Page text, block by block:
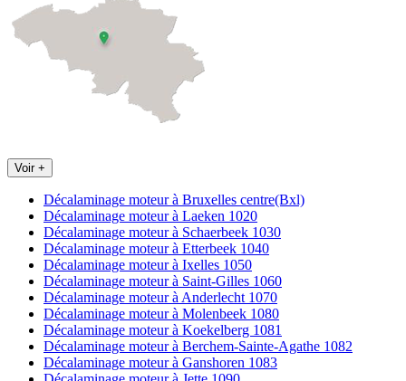
Voir +
Décalaminage moteur à Bruxelles centre(Bxl)
Décalaminage moteur à Laeken 1020
Décalaminage moteur à Schaerbeek 1030
Décalaminage moteur à Etterbeek 1040
Décalaminage moteur à Ixelles 1050
Décalaminage moteur à Saint-Gilles 1060
Décalaminage moteur à Anderlecht 1070
Décalaminage moteur à Molenbeek 1080
Décalaminage moteur à Koekelberg 1081
Décalaminage moteur à Berchem-Sainte-Agathe 1082
Décalaminage moteur à Ganshoren 1083